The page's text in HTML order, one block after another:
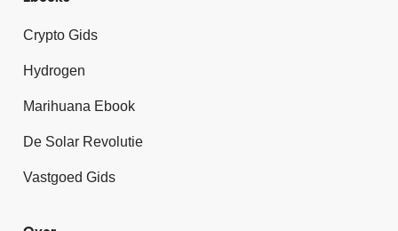
Crypto Gids
Hydrogen
Marihuana Ebook
De Solar Revolutie
Vastgoed Gids